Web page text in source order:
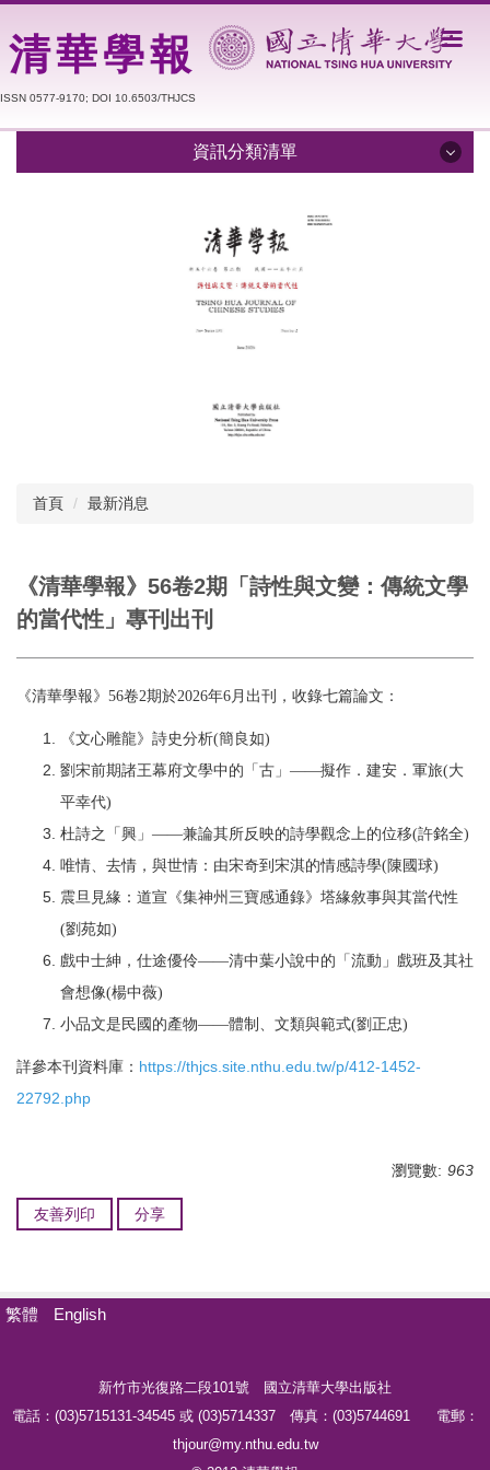
到
主
內
容
清華學報
ISSN 0577-9170; DOI 10.6503/THJCS
資訊分類清單
編輯委員
期刊資料庫
撰稿格式
首頁 最新消息
《清華學報》56卷2期「詩性與文變：傳統文學
的當代性」專刊出刊
《清華學報》 56卷2期於2026年6月出刊，收錄七篇論文：
《文心雕龍》詩史分析(簡良如)
劉宋前期諸王幕府文學中的「古」——擬作．建安．軍旅(大
平幸代)
杜詩之「興」——兼論其所反映的詩學觀念上的位移(許銘全)
唯情、去情，與世情：由宋奇到宋淇的情感詩學(陳國球)
震旦見緣：道宣《集神州三寶感通錄》塔緣敘事與其當代性
(劉苑如)
戲中士紳，仕途優伶——清中葉小說中的「流動」戲班及其社
會想像(楊中薇)
小品文是民國的產物——體制、文類與範式(劉正忠)
詳參本刊資料庫： https://thjcs.site.nthu.edu.tw/p/412-1452-
22792.php
瀏覽數: 963
友善列印 分享
繁體 English
新竹市光復路二段101號 國立清華大學出版社
電話：(03)5715131-34545 或 (03)5714337 傳真：(03)5744691 電郵：
thjour@my.nthu.edu.tw